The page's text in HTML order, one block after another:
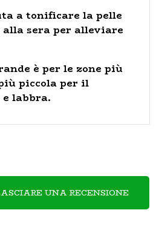
a tonificare la pelle
alla sera per alleviare
è per le zone più
piccola per il
labbra.
UNA RECENSIONE